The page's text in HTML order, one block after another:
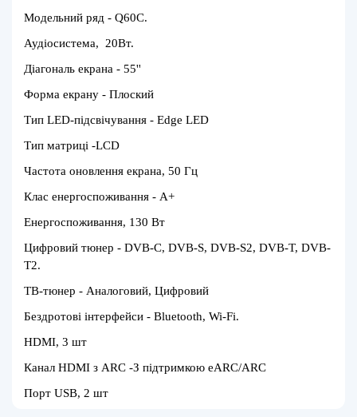
Модельний ряд - Q60C.
Аудіосистема, 20Вт.
Діагональ екрана - 55''
Форма екрану - Плоский
Тип LED-підсвічування - Edge LED
Тип матриці -LCD
Частота оновлення екрана, 50 Гц
Клас енергоспоживання - A+
Енергоспоживання, 130 Вт
Цифровий тюнер - DVB-C, DVB-S, DVB-S2, DVB-T, DVB-
T2.
ТВ-тюнер - Аналоговий, Цифровий
Бездротові інтерфейси - Bluetooth, Wi-Fi.
HDMI, 3 шт
Канал HDMI з ARC -З підтримкою eARC/ARC
Порт USB, 2 шт